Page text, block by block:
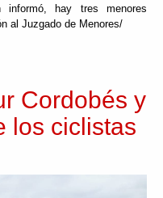
hay tres menores
al Juzgado de Menores/
Cordobés y
los ciclistas